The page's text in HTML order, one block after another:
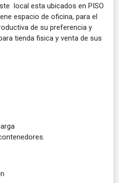
local esta ubicados en PISO
espacio de oficina, para el
de su preferencia y
tienda fisica y venta de sus